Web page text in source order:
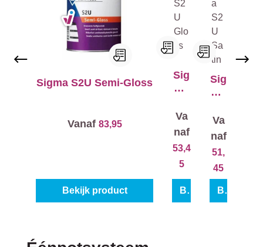
Sigma S2U Semi-Gloss
Vanaf 83,95
Bekijk product
Sig
ma
U
Glo
Va
naf
53,4
5
Bekijk product
Sig
ma
U
Sat
Va
naf
51,
45
Bekijk product
Productgalerij overslaan